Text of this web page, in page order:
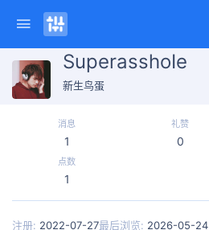
SuperasshoIe
新生鸟蛋
消息
1
礼赞
0
点数
1
注册 2022-07-27最后浏览 2026-05-24